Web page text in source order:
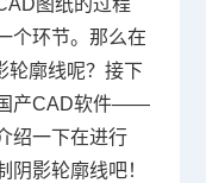
图纸的过程
个环节。那么在
轮廓线呢？接下
产CAD软件——
绍一下在进行
影轮廓线吧！